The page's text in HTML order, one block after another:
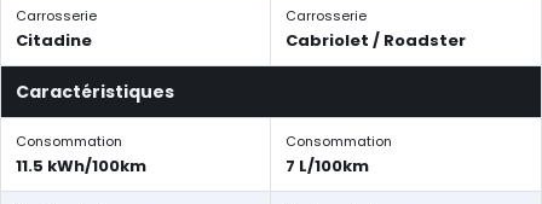
Carrosserie
Citadine
Carrosserie
Cabriolet / Roadster
Caractéristiques
Consommation
11.5 kWh/100km
Consommation
7 L/100km